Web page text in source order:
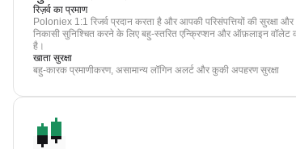
रिज़र्व का प्रमाण
Poloniex 1:1 रिजर्व प्रदान करता है और आपकी परिसंपत्तियों की सुरक्षा
निकासी सुनिश्चित करने के लिए बहु-स्तरित एन्क्रिप्शन और ऑफ़लाइन वॉलेट
है।
खाता सुरक्षा
बहु-कारक प्रमाणीकरण, असामान्य लॉगिन अलर्ट और कुकी अपहरण सुरक्षा